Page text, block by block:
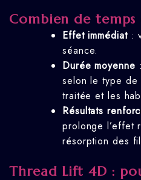
Combien de
Effet immédiat:
séance.
Durée moyenne
selon le type
traitée et les
Résultats
prolonge l’effet
résorption des
Thread Lift 4D :